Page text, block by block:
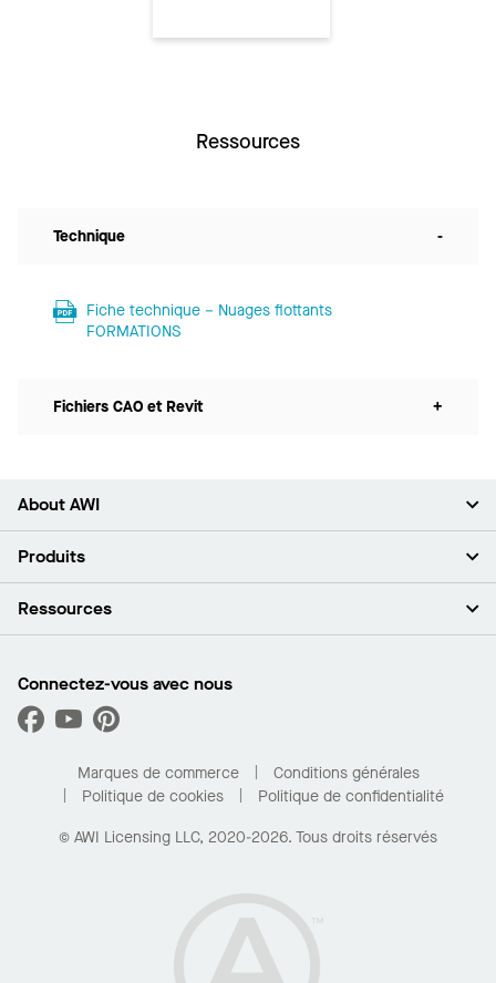
Ressources
Technique -
Fiche technique – Nuages flottants
FORMATIONS
Fichiers CAO et Revit +
About AWI
À propos de nous
Espace presse
Quelles sont mes options d’achat?
Produits
Plafonds
Capacités sur mesure
Performance
Ressources
Trouver un distributeur
Trouver un distributeur
Pour la maison
Connectez-vous avec nous
Marques de commerce
Conditions générales
Politique de cookies
Politique de confidentialité
© AWI Licensing LLC, 2020-2026. Tous droits réservés